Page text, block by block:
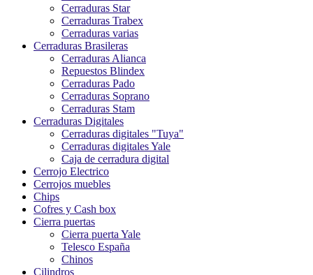
Cerraduras Star
Cerraduras Trabex
Cerraduras varias
Cerraduras Brasileras
Cerraduras Alianca
Repuestos Blindex
Cerraduras Pado
Cerraduras Soprano
Cerraduras Stam
Cerraduras Digitales
Cerraduras digitales "Tuya"
Cerraduras digitales Yale
Caja de cerradura digital
Cerrojo Electrico
Cerrojos muebles
Chips
Cofres y Cash box
Cierra puertas
Cierra puerta Yale
Telesco España
Chinos
Cilindros